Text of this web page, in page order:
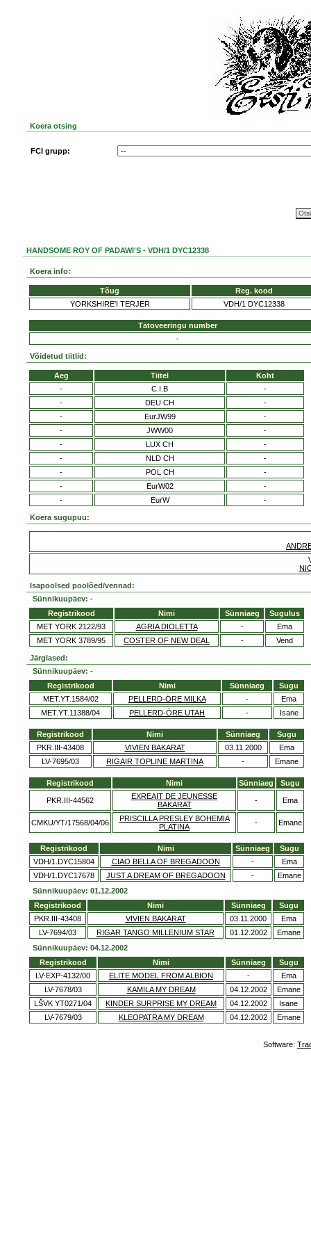
Koera otsing
FCI grupp:
HANDSOME ROY OF PADAWI'S - VDH/1 DYC12338
Koera info:
Tõug
Reg. kood
YORKSHIRE'I TERJER
VDH/1 DYC12338
Tätoveeringu number
-
Võidetud tiitlid:
Aeg Tiitel
Koht
-
C.I.B
-
-
DEU CH
-
-
EurJW99
-
-
JWW00
-
-
LUX CH
-
-
NLD CH
-
-
POL CH
-
-
EurW02
-
-
EurW -
Koera sugupuu:
Isapoolsed poolõed/vennad:
Sünnikuupäev: -
Registrikood
Nimi Sünniaeg
Sugulus
MET YORK 2122/93
AGRIA DIOLETTA -
Ema
MET YORK 3789/95
COSTER OF NEW DEAL - Vend
Järglased:
Sünnikuupäev: -
Registrikood
Nimi Sünniaeg
Sugu
MET.YT.1584/02
PELLERD-ÖRE MILKA -
Ema
MET.YT.11388/04
PELLERD-ÖRE UTAH - Isane
Registrikood Nimi Sünniaeg
Sugu
PKR.III-43408
VIVIEN BAKARAT 03.11.2000
Ema
LV-7695/03
RIGAIR TOPLINE MARTINA - Emane
Registrikood Nimi Sünniaeg Sugu
PKR.III-44562
EXREAIT DE JEUNESSE
BAKARAT
- Ema
CMKU/YT/17568/04/06
PRISCILLA PRESLEY BOHEMIA
PLATINA
- Emane
Registrikood Nimi Sünniaeg
Sugu
VDH/1.DYC15804
CIAO BELLA OF BREGADOON -
Ema
VDH/1.DYC17678
JUST A DREAM OF BREGADOON -
Emane
Sünnikuupäev: 01.12.2002
Registrikood
Nimi Sünniaeg
Sugu
PKR.III-43408
VIVIEN BAKARAT 03.11.2000
Ema
LV-7694/03
RIGAR TANGO MILLENIUM STAR 01.12.2002
Emane
Sünnikuupäev: 04.12.2002
Registrikood
Nimi Sünniaeg
Sugu
LV-EXP-4132/00
ELITE MODEL FROM ALBION -
Ema
LV-7678/03
KAMILA MY DREAM 04.12.2002
Emane
LŠVK YT0271/04
KINDER SURPRISE MY DREAM 04.12.2002
Isane
LV-7679/03
KLEOPATRA MY DREAM 04.12.2002 Emane
Software: